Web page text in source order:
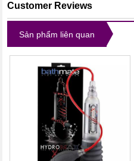
Customer Reviews
Sản phẩm liên quan